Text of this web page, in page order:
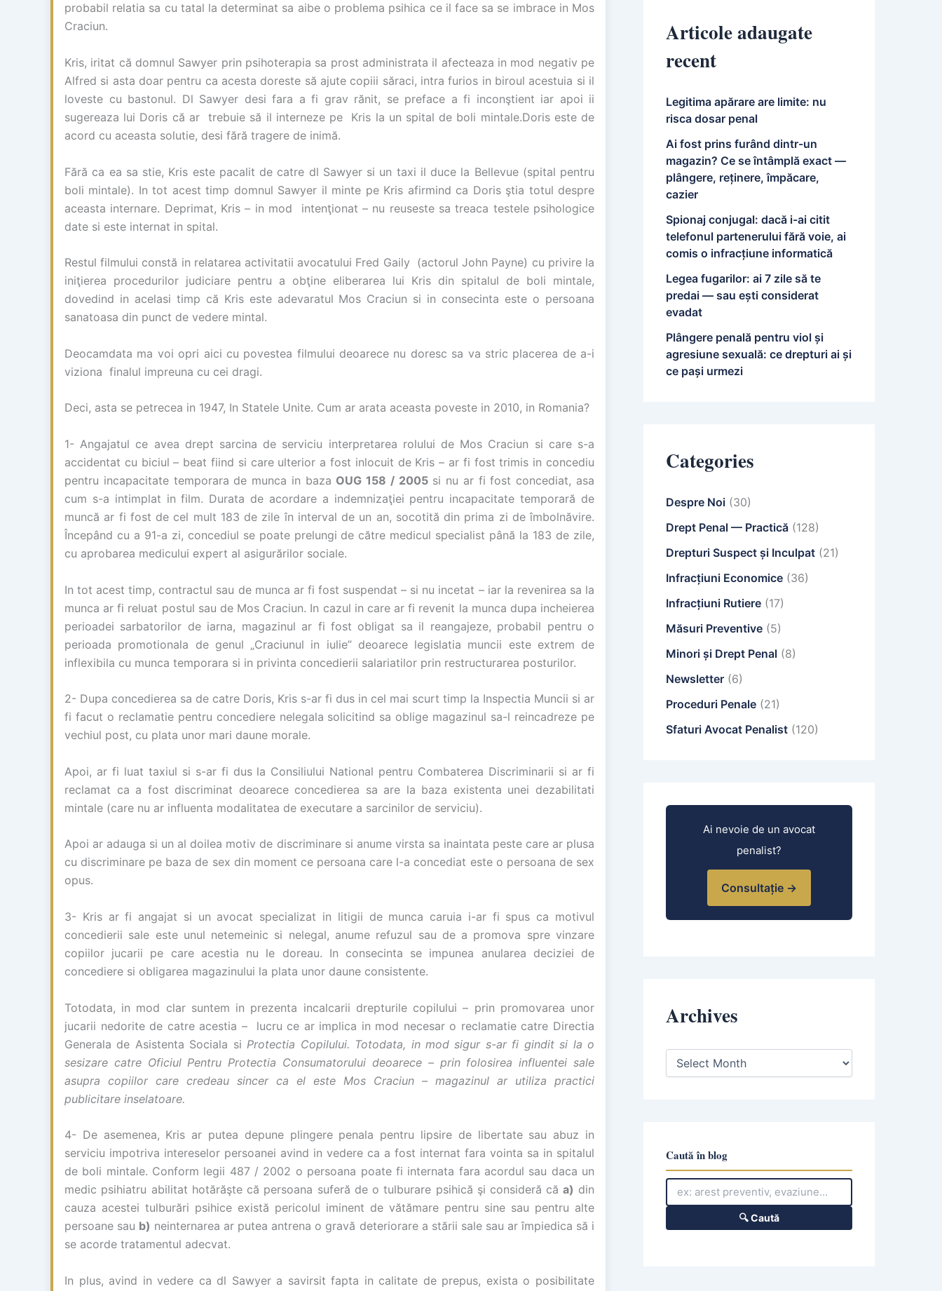
probabil relatia sa cu tatal la determinat sa aibe o problema psihica ce il face sa se imbrace in Mos
Craciun.
Kris, iritat că domnul Sawyer prin psihoterapia sa prost administrata il afecteaza in mod negativ pe
Alfred si asta doar pentru ca acesta doreste să ajute copiii săraci, intra furios in biroul acestuia si il
loveste cu bastonul. Dl Sawyer desi fara a fi grav rănit, se preface a fi inconştient iar apoi ii
sugereaza lui Doris că ar trebuie să il interneze pe Kris la un spital de boli mintale.Doris este de
acord cu aceasta solutie, desi fără tragere de inimă.
Fără ca ea sa stie, Kris este pacalit de catre dl Sawyer si un taxi il duce la Bellevue (spital pentru
boli mintale). In tot acest timp domnul Sawyer il minte pe Kris afirmind ca Doris ştia totul despre
aceasta internare. Deprimat, Kris – in mod intenţionat – nu reuseste sa treaca testele psihologice
date si este internat in spital.
Restul filmului constă in relatarea activitatii avocatului Fred Gaily (actorul John Payne) cu privire la
iniţierea procedurilor judiciare pentru a obţine eliberarea lui Kris din spitalul de boli mintale,
dovedind in acelasi timp că Kris este adevaratul Mos Craciun si in consecinta este o persoana
sanatoasa din punct de vedere mintal.
Deocamdata ma voi opri aici cu povestea filmului deoarece nu doresc sa va stric placerea de a-i
viziona finalul impreuna cu cei dragi.
Deci, asta se petrecea in 1947, In Statele Unite. Cum ar arata aceasta poveste in 2010, in Romania?
1- Angajatul ce avea drept sarcina de serviciu interpretarea rolului de Mos Craciun si care s-a
accidentat cu biciul – beat fiind si care ulterior a fost inlocuit de Kris – ar fi fost trimis in concediu
pentru incapacitate temporara de munca in baza OUG 158 / 2005si nu ar fi fost concediat, asa
cum s-a intimplat in film. Durata de acordare a indemnizaţiei pentru incapacitate temporară de
muncă ar fi fost de cel mult 183 de zile în interval de un an, socotită din prima zi de îmbolnăvire.
Începând cu a 91-a zi, concediul se poate prelungi de către medicul specialist până la 183 de zile,
cu aprobarea medicului expert al asigurărilor sociale.
In tot acest timp, contractul sau de munca ar fi fost suspendat – si nu incetat – iar la revenirea sa la
munca ar fi reluat postul sau de Mos Craciun. In cazul in care ar fi revenit la munca dupa incheierea
perioadei sarbatorilor de iarna, magazinul ar fi fost obligat sa il reangajeze, probabil pentru o
perioada promotionala de genul „Craciunul in iulie” deoarece legislatia muncii este extrem de
inflexibila cu munca temporara si in privinta concedierii salariatilor prin restructurarea posturilor.
2- Dupa concedierea sa de catre Doris, Kris s-ar fi dus in cel mai scurt timp la Inspectia Muncii si ar
fi facut o reclamatie pentru concediere nelegala solicitind sa oblige magazinul sa-l reincadreze pe
vechiul post, cu plata unor mari daune morale.
Apoi, ar fi luat taxiul si s-ar fi dus la Consiliului National pentru Combaterea Discriminarii si ar fi
reclamat ca a fost discriminat deoarece concedierea sa are la baza existenta unei dezabilitati
mintale (care nu ar influenta modalitatea de executare a sarcinilor de serviciu).
Apoi ar adauga si un al doilea motiv de discriminare si anume virsta sa inaintata peste care ar plusa
cu discriminare pe baza de sex din moment ce persoana care l-a concediat este o persoana de sex
opus.
3- Kris ar fi angajat si un avocat specializat in litigii de munca caruia i-ar fi spus ca motivul
concedierii sale este unul netemeinic si nelegal, anume refuzul sau de a promova spre vinzare
copiilor jucarii pe care acestia nu le doreau. In consecinta se impunea anularea deciziei de
concediere si obligarea magazinului la plata unor daune consistente.
Totodata, in mod clar suntem in prezenta incalcarii drepturile copilului – prin promovarea unor
jucarii nedorite de catre acestia – lucru ce ar implica in mod necesar o reclamatie catre Directia
Generala de Asistenta Sociala si Protectia Copilului. Totodata, in mod sigur s-ar fi gindit si la o
sesizare catre Oficiul Pentru Protectia Consumatorului deoarece – prin folosirea influentei sale
asupra copiilor care credeau sincer ca el este Mos Craciun – magazinul ar utiliza practici
publicitare inselatoare.
4- De asemenea, Kris ar putea depune plingere penala pentru lipsire de libertate sau abuz in
serviciu impotriva intereselor persoanei avind in vedere ca a fost internat fara vointa sa in spitalul
de boli mintale. Conform legii 487 / 2002 o persoana poate fi internata fara acordul sau daca un
medic psihiatru abilitat hotărăşte că persoana suferă de o tulburare psihică şi consideră că a) din
cauza acestei tulburări psihice există pericolul iminent de vătămare pentru sine sau pentru alte
persoane sau b) neinternarea ar putea antrena o gravă deteriorare a stării sale sau ar împiedica să i
se acorde tratamentul adecvat.
In plus, avind in vedere ca dl Sawyer a savirsit fapta in calitate de prepus, exista o posibilitate
Articole adaugate
recent
Legitima apărare are limite: nu
risca dosar penal
Ai fost prins furând dintr-un
magazin? Ce se întâmplă exact —
plângere, reținere, împăcare,
cazier
Spionaj conjugal: dacă i-ai citit
telefonul partenerului fără voie, ai
comis o infracțiune informatică
Legea fugarilor: ai 7 zile să te
predai — sau ești considerat
evadat
Plângere penală pentru viol și
agresiune sexuală: ce drepturi ai și
ce pași urmezi
Categories
Despre Noi (30)
Drept Penal — Practică (128)
Drepturi Suspect și Inculpat (21)
Infracțiuni Economice (36)
Infracțiuni Rutiere (17)
Măsuri Preventive (5)
Minori și Drept Penal (8)
Newsletter (6)
Proceduri Penale (21)
Sfaturi Avocat Penalist (120)
Ai nevoie de un avocat
penalist?
Consultație →
Archives
A
s
Caută în blog
🔍 Caută